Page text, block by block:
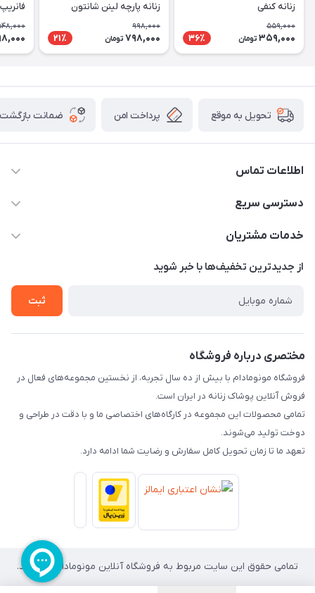
زنانه کنفی
559,000
359,000 تومان 36٪
زنانه پارچه لینن شانتون
998,000
798,000 تومان 21٪
تحویل به موقع پرداخت امن ضمانت بازگشت
اطلاعات تماس
09307677708
دسترسی سریع
حساب کاربری
درباره ما
خدمات مشتریان
قوانین و مقررات
از جدید‌ترین تخفیف‌ها با‌ خبر شوید
ثبت
مختصری درباره فروشگاه
فروشگاه مونومادام با بیش از ده سال تجربه، از نخستین مجموعه‌های فعال در
فروش آنلاین پوشاک زنانه در ایران است.
تمامی محصولات این مجموعه در کارگاه‌های اختصاصی ما و با دقت در طراحی و
دوخت تولید می‌شوند.
تعهد ما تا زمان تحویل کامل سفارش و رضایت شما ادامه دارد.
تمامی حقوق این سایت مربوط به فروشگاه آنلاین مونومادام می باشد.